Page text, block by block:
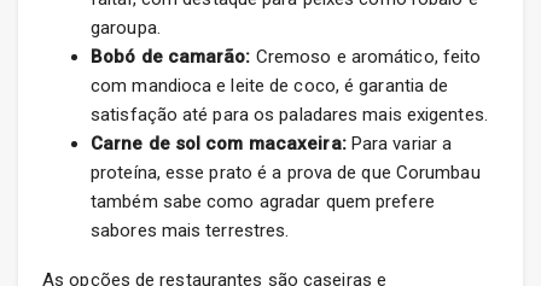
garoupa.
Bobó de camarão: Cremoso e aromático, feito
com mandioca e leite de coco, é garantia de
satisfação até para os paladares mais exigentes.
Carne de sol com macaxeira:Para variar a
proteína, esse prato é a prova de que Corumbau
também sabe como agradar quem prefere
sabores mais terrestres.
As opções de restaurantes são caseiras e